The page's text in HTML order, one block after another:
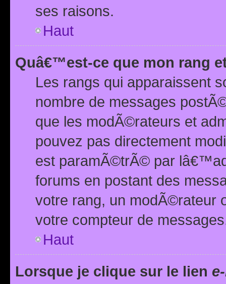
ses raisons.
Haut
Quâ€™est-ce que mon rang
Les rangs qui apparaissent
nombre de messages
que les modÃ©rateurs et
pouvez pas directement
est paramÃ©trÃ© par
forums en postant des
votre rang, un modÃ©rateur
votre compteur de
Haut
Lorsque je clique sur le lien